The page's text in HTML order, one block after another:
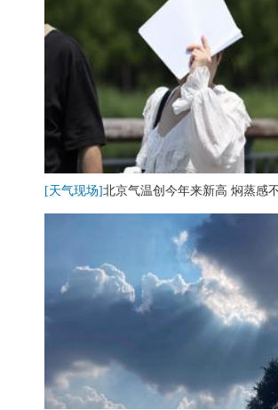
[天气现场]北京气温创今年来新高 焖蒸感